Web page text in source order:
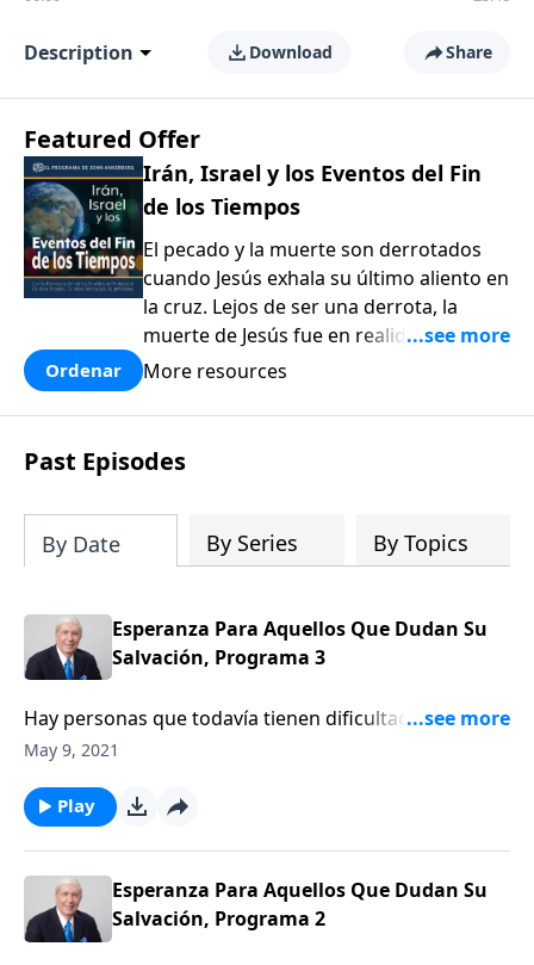
Description Download Share
Featured Offer
Irán, Israel y los Eventos del Fin
de los Tiempos
El pecado y la muerte son derrotados
cuando Jesús exhala su último aliento en
la cruz. Lejos de ser una derrota, la
muerte de Jesús fue en realidad el
cumplimiento del plan de Dios para
Lutzer examina las últimas horas de la
vida de Jesús y Sus últimas palabras a
Sus discípulos y al mundo que lo
Ordenar More resources
Past Episodes
By Date By Series By Topics
Esperanza Para Aquellos Que Dudan Su
Salvación, Programa 3
Hay personas que todavía tienen dificultad en
aceptar con confianza su salvación. ¿Qué esas
May 9, 2021
Play
Esperanza Para Aquellos Que Dudan Su
Salvación, Programa 2